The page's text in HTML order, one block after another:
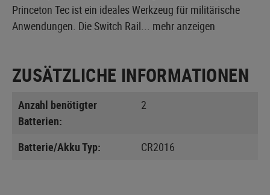
Princeton Tec ist ein ideales Werkzeug für militärische
Anwendungen. Die Switch Rail... mehr anzeigen
ZUSÄTZLICHE INFORMATIONEN
Anzahl benötigter
Batterien:
2
Batterie/Akku Typ: CR2016